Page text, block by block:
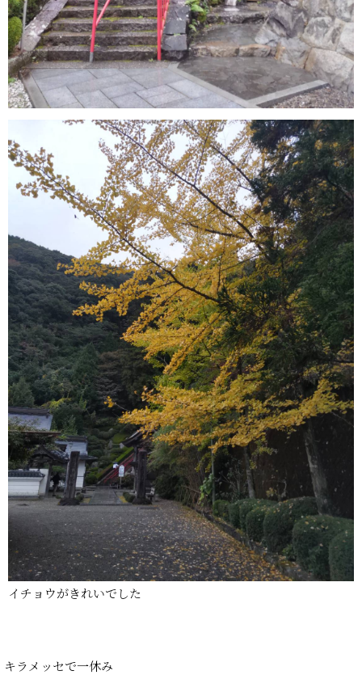
イチョウがきれいでした
キラメッセで一休み